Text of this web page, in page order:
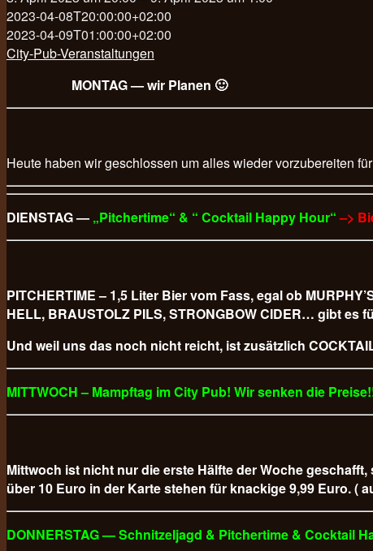
2023-04-08T20:00:00+02:00
2023-04-09T01:00:00+02:00
City-Pub-Veranstaltungen
MONTAG — wir Planen 🙂
Heute haben wir geschlossen um alles wieder vorzubereiten
DIENSTAG — „Pitchertime“ & “ Cocktail Happy Hour“–>
PITCHERTIME – 1,5 Liter Bier vom Fass, egal ob
HELL, BRAUSTOLZ PILS, STRONGBOW CIDER… gibt es
Und weil uns das noch nicht reicht, ist zusätzlich
MITTWOCH – Mampftag im City Pub! Wir senken die
Mittwoch ist nicht nur die erste Hälfte der Woche
über 10 Euro in der Karte stehen für knackige 9,99 Euro. (
DONNERSTAG — Schnitzeljagd & Pitchertime & Cocktail